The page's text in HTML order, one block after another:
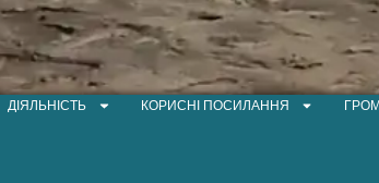
ДІЯЛЬНІСТЬ КОРИСНІ ПОСИЛАННЯ